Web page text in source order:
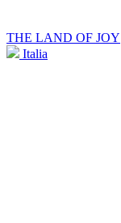
THE LAND OF JOY
Italia